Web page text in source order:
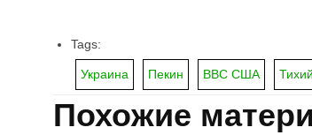
Tags:
Украина Пекин ВВС США
Похожие